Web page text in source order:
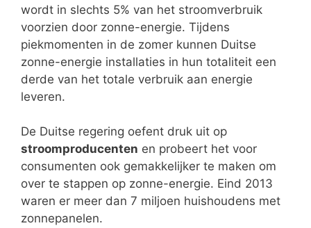
wordt in slechts 5% van het stroomverbruik
voorzien door zonne-energie. Tijdens
piekmomenten in de zomer kunnen Duitse
zonne-energie installaties in hun totaliteit een
derde van het totale verbruik aan energie
leveren.
De Duitse regering oefent druk uit op
stroomproducenten en probeert het voor
consumenten ook gemakkelijker te maken om
over te stappen op zonne-energie. Eind 2013
waren er meer dan 7 miljoen huishoudens met
zonnepanelen.